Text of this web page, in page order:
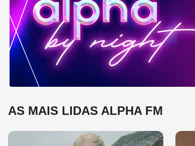
AS MAIS LIDAS ALPHA FM